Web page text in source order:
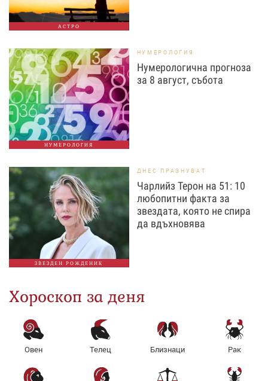
АСТРО
НУМЕРОЛОГИЯ
НУМЕРОЛОГИЯ
Нумерологична прогноза
за 8 август, събота
ЗВЕЗДЕН РОЖДЕНИК
ДНЕС ПРАЗНУВАТ
Чарлийз Терон на 51: 10
любопитни факта за
звездата, която не спира
да вдъхновява
Хороскоп за деня
Овен Телец Близнаци Рак